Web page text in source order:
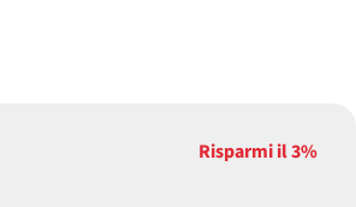
Risparmi il3%